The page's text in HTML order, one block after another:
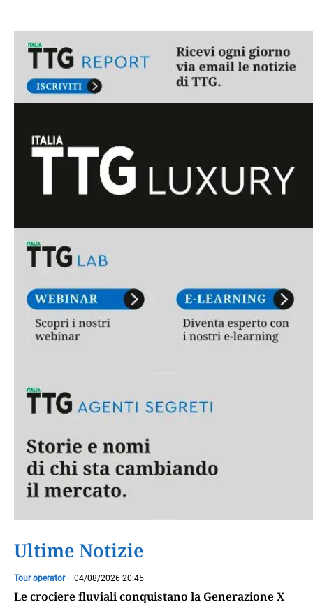
Ultime Notizie
Tour operator 04/08/2026 20:45
Le crociere fluviali conquistano la Generazione X